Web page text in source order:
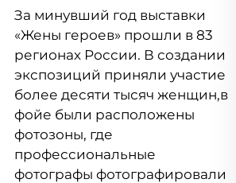
За минувший год выставки
«Жены героев» прошли в 83
регионах России. В создании
экспозиций приняли участие
более десяти тысяч женщин,в
фойе были расположены
фотозоны, где
профессиональные
фотографы фотографировали